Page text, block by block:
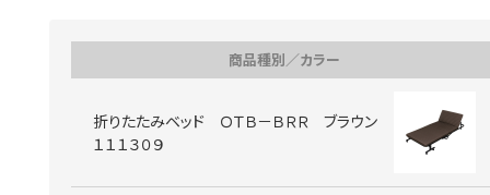
商品種別／カラー
折りたたみベッド ＯＴＢ－ＢＲＲ ブラウン
１１１３０９